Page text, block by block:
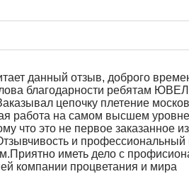
данный отзыв, доброго
благодарности ребятам
цепочку плетение
работа на самом высшем уровне
что это не первое заказанное
и
иметь дело с
компании процветания и мира